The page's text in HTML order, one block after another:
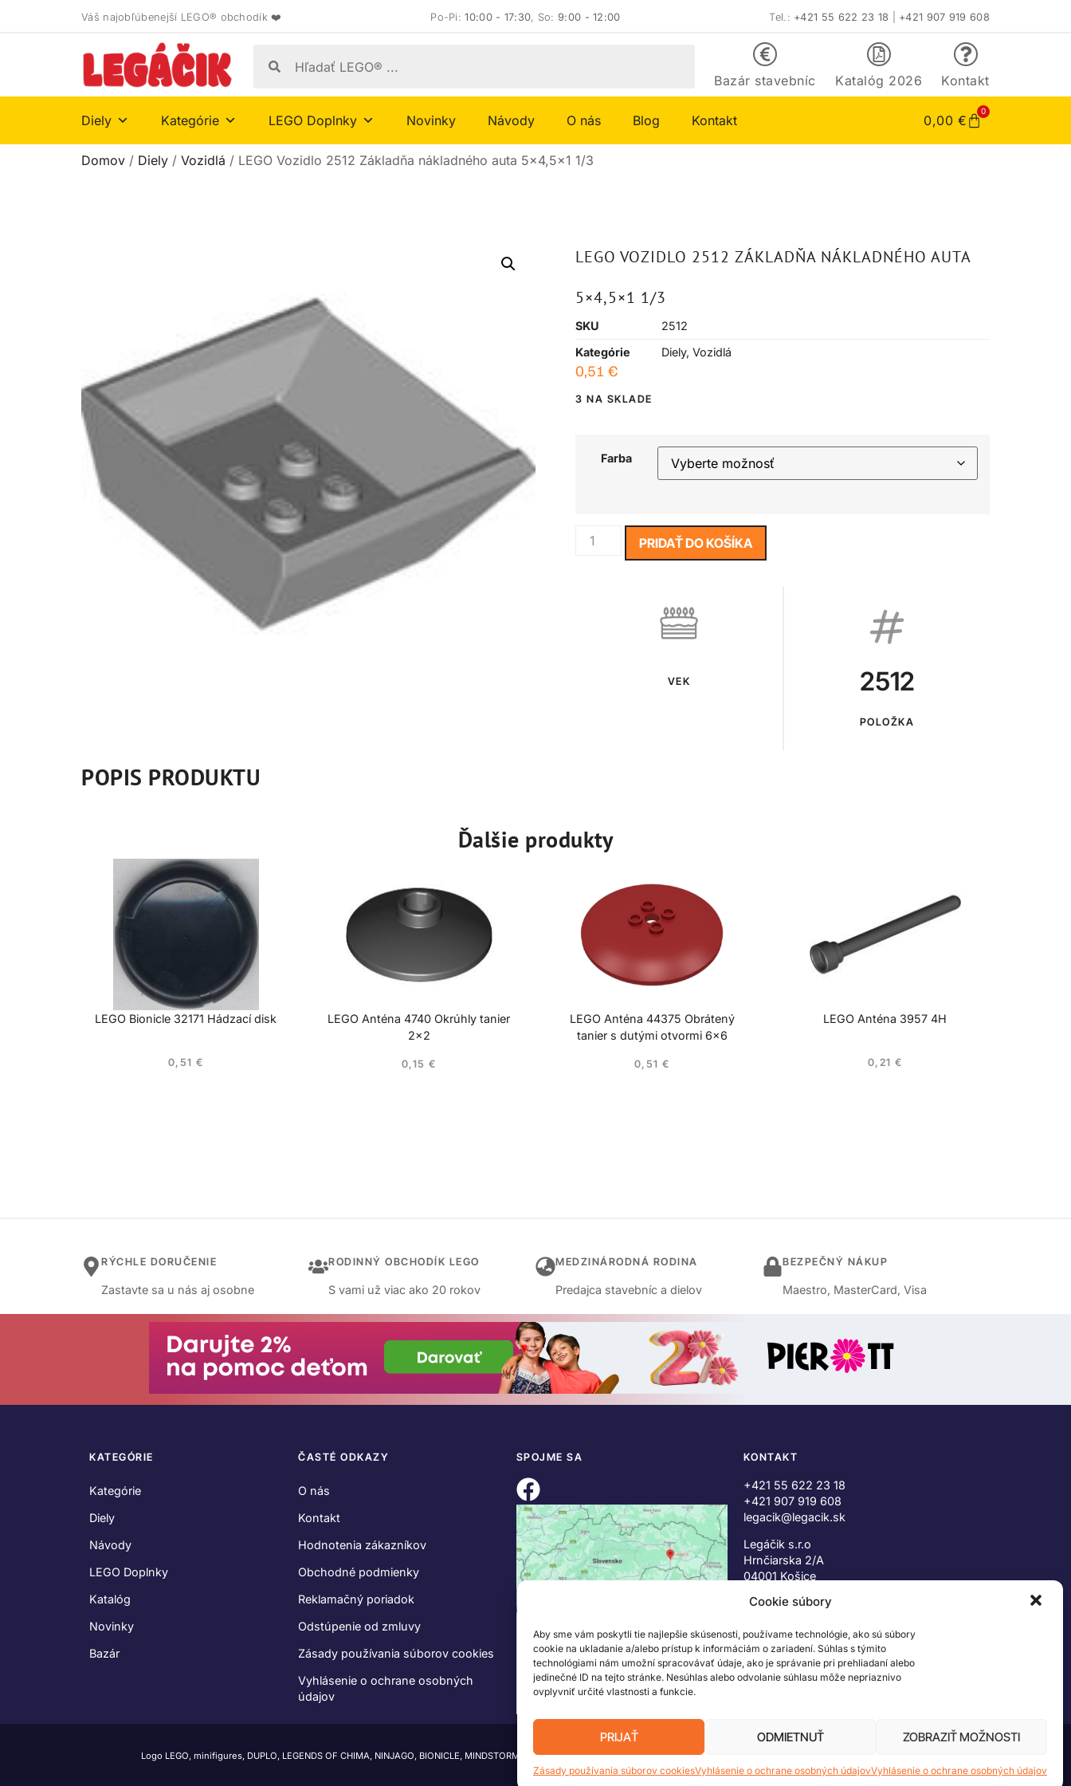
Cookie súbory
Aby sme vám poskytli tie najlepšie skúsenosti, používame technológie, ako sú súbory
cookie na ukladanie a/alebo prístup k informáciám o zariadení. Súhlas s týmito
technológiami nám umožní spracovávať údaje, ako je správanie pri prehliadaní alebo
jedinečné ID na tejto stránke. Nesúhlas alebo odvolanie súhlasu môže nepriaznivo
ovplyvniť určité vlastnosti a funkcie.
PRIJAŤ ODMIETNUŤ ZOBRAZIŤ MOŽNOSTI
Zásady používania súborov cookiesVyhlásenie o ochrane osobných údajovVyhlásenie o ochrane osobných údajov
Váš najobľúbenejší LEGO® obchodík ❤️ Po-Pi:10:00 - 17:30, So:9:00 - 12:00 Tel.: +421 55 622 23 18 +421 907 919 608
Bazár stavebníc Katalóg 2026 Kontakt
Diely Kategórie LEGO Doplnky Novinky Návody O nás Blog Kontakt 0,00 €
0
Domov / Diely / Vozidlá / LEGO Vozidlo 2512 Základňa nákladného auta 5×4,5×1 1/3
LEGO VOZIDLO 2512 ZÁKLADŇA NÁKLADNÉHO AUTA
5×4,5×1 1/3
SKU
2512
Kategórie
Diely, Vozidlá
0,51 €
3 NA SKLADE
Farba
PRIDAŤ DO KOŠÍKA
VEK 2512
POLOŽKA
POPIS PRODUKTU
Ďalšie produkty
LEGO Bionicle 32171 Hádzací disk
0,51€
LEGO Anténa 4740 Okrúhly tanier
2×2
0,15€
LEGO Anténa 44375 Obrátený
tanier s dutými otvormi 6×6
0,51€
LEGO Anténa 3957 4H
0,21€
RÝCHLE DORUČENIE
Zastavte sa u nás aj osobne
RODINNÝ OBCHODÍK LEGO
S vami už viac ako 20 rokov
MEDZINÁRODNÁ RODINA
Predajca stavebníc a dielov
BEZPEČNÝ NÁKUP
Maestro, MasterCard, Visa
KATEGÓRIE
Kategórie
Diely
Návody
LEGO Doplnky
Katalóg
Novinky
Bazár
ČASTÉ ODKAZY
O nás
Kontakt
Hodnotenia zákazníkov
Obchodné podmienky
Reklamačný poriadok
Odstúpenie od zmluvy
Zásady používania súborov cookies
Vyhlásenie o ochrane osobných
údajov
SPOJME SA KONTAKT
+421 55 622 23 18
+421 907 919 608
legacik@legacik.sk
Legáčik s.r.o
Hrnčiarska 2/A
04001 Košice
IČ DPH: SK2023978330
Logo LEGO, minifigures, DUPLO, LEGENDS OF CHIMA, NINJAGO, BIONICLE, MINDSTORMS a MIXELS sú ochranné známky LEGO Group. ©2026 The LEGO Group. Všetky práva vyhradené